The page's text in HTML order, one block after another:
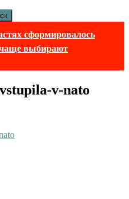
сформировалось
чаще выбирают
v-nato